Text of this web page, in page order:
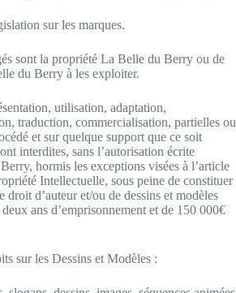
sur les marques.
sont la propriété La Belle du Berry ou de
du Berry à les exploiter.
utilisation, adaptation,
traduction, commercialisation, partielles ou
et sur quelque support que ce soit
interdites, sans l’autorisation écrite
hormis les exceptions visées à l’article
Intellectuelle, sous peine de constituer
droit d’auteur et/ou de dessins et modèles
ans d’emprisonnement et de 150 000€
sur les Dessins et Modèles :